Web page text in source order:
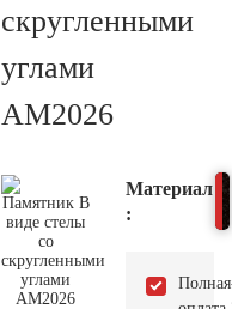
скругленными
углами
AM2026
Материал
:
Полная